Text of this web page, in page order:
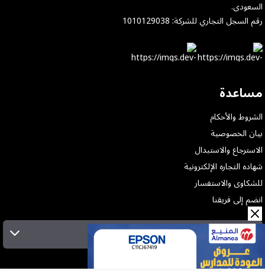
السعودى.
رقم السجل التجاري للشركة: 1010129038
مساعدة
الشروط والأحكام
بيان الخصوصية
الاسترجاع والاستبدال
شهاده التجاره الإلكترونية
للشكاوى والاستفسار
انضم إلى فريقنا
الإشتراك بالنشرة البريدية